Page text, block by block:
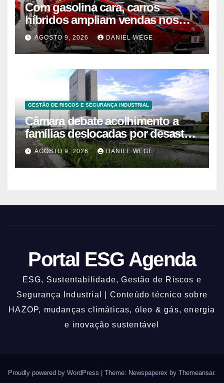
Com gasolina cara, carros
híbridos ampliam vendas nos
EUA – 09/08/2026 – Economia
AGOSTO 9, 2026 DANIEL WEGE
GESTÃO DE RISCOS E SEGURANÇA INDUSTRIAL
Câmara debate acolhimento a
famílias deslocadas por desastre
climático
AGOSTO 9, 2026 DANIEL WEGE
Portal ESG Agenda
ESG, Sustentabilidade, Gestão de Riscos e
Segurança Industrial | Conteúdo técnico sobre
HAZOP, mudanças climáticas, óleo & gás, energia
e inovação sustentável
Proudly powered by WordPress | Theme: Newspaperex by Themeansar.